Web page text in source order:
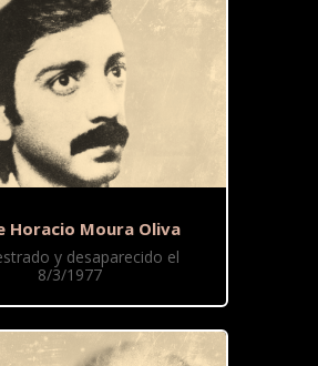
Horacio Moura Oliva
y desaparecido el
8/3/1977